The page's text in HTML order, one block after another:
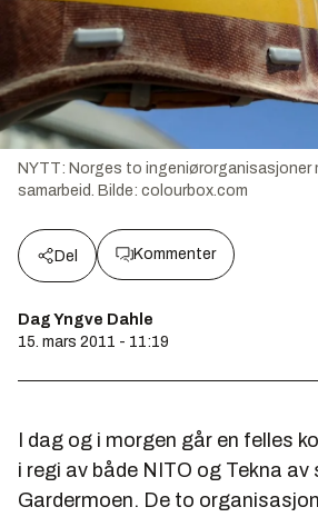
NYTT: Norges to ingeniørorganisasjoner
samarbeid. Bilde: colourbox.com
Del Kommenter
Dag Yngve Dahle
15. mars 2011 - 11:19
I dag og i morgen går en felles
i regi av både NITO og Tekna av
Gardermoen. De to